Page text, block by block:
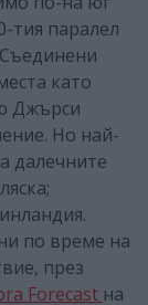
тия паралел
като
Джърси
Но най-
далечните
по време на
през
Forecast на